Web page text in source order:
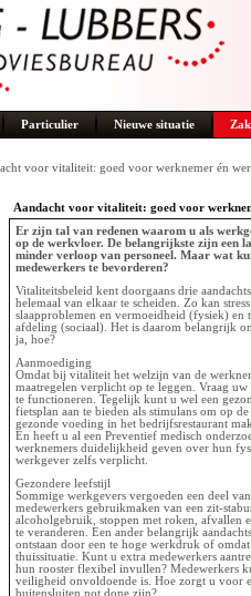
Particulier Nieuwe situatie
voor vitaliteit: goed voor werknemer én
Aandacht voor vitaliteit: goed voor
Er zijn tal van redenen waarom u als
op de werkvloer. De belangrijkste zijn een
minder verloop van personeel. Maar wat
medewerkers te bevorderen?
Vitaliteitsbeleid kent doorgaans drie
helemaal van elkaar te scheiden. Zo kan
slaapproblemen en vermoeidheid (fysiek) en
afdeling (sociaal). Het is daarom belangrijk
ja, hoe?
Aanmoediging
Omdat bij vitaliteit het welzijn van de
maatregelen verplicht op te leggen. Vraag
te functioneren. Tegelijk kunt u wel een
fietsplan aan te bieden als stimulans om op
gezonde voeding in het bedrijfsrestaurant
En heeft u al een Preventief medisch
werknemers duidelijkheid geven over hun
werkgever zelfs verplicht.
Gezondere leefstijl
Sommige werkgevers vergoeden een deel
medewerkers gebruikmaken van een zit-
alcoholgebruik, stoppen met roken, afvallen
te veranderen. Een ander belangrijk
ontstaan door een te hoge werkdruk of
thuissituatie. Kunt u extra medewerkers
hun rooster flexibel invullen? Medewerkers
veiligheid onvoldoende is. Hoe zorgt u voor
buitensluiten not done zijn?